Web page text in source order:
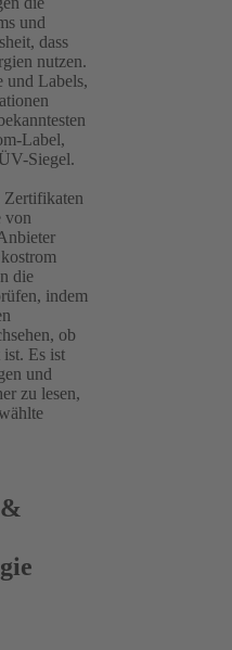
und
dass
nutzen.
und Labels,
Label,
Siegel.
Zertifikaten
von
die
indem
ob
Es ist
und
zu lesen,